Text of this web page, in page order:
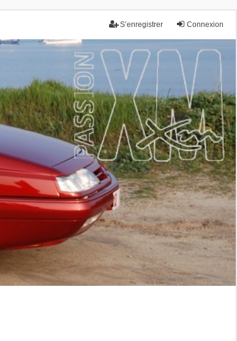
Connexion
S’enregistrer